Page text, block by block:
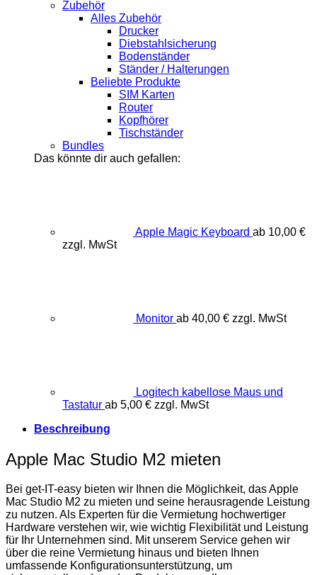
Zubehör
Alles Zubehör
Drucker
Diebstahlsicherung
Bodenständer
Ständer / Halterungen
Beliebte Produkte
SIM Karten
Router
Kopfhörer
Tischständer
Bundles
Das könnte dir auch gefallen:
Apple Magic Keyboard ab 10,00 €
zzgl. MwSt
Monitor ab 40,00 € zzgl. MwSt
Logitech kabellose Maus und
Tastatur ab 5,00 € zzgl. MwSt
Beschreibung
Apple Mac Studio M2 mieten
Bei get-IT-easy bieten wir Ihnen die Möglichkeit, das Apple
Mac Studio M2 zu mieten und seine herausragende Leistung
zu nutzen. Als Experten für die Vermietung hochwertiger
Hardware verstehen wir, wie wichtig Flexibilität und Leistung
für Ihr Unternehmen sind. Mit unserem Service gehen wir
über die reine Vermietung hinaus und bieten Ihnen
umfassende Konfigurationsunterstützung, um